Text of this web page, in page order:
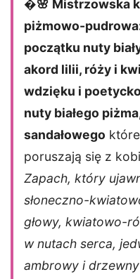
�🌸 Mistrzowska
piżmowo-
początku nuty
akord lilii, róży i
wdzięku i
nuty białego
sandałowego
poruszają się z
Zapach, który
słoneczno-
głowy, kwiatowo-
w nutach serca,
ambrowy i